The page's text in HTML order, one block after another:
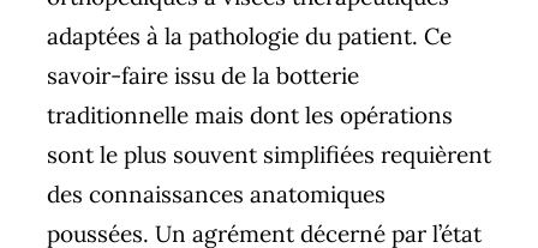
adaptées à la pathologie du patient. Ce
savoir-faire issu de la botterie
traditionnelle mais dont les opérations
sont le plus souvent simplifiées requièrent
des connaissances anatomiques
poussées. Un agrément décerné par l’état